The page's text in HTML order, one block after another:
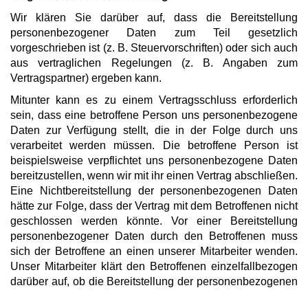
Wir klären Sie darüber auf, dass die Bereitstellung
personenbezogener Daten zum Teil gesetzlich
vorgeschrieben ist (z. B. Steuervorschriften) oder sich auch
aus vertraglichen Regelungen (z. B. Angaben zum
Vertragspartner) ergeben kann.
Mitunter kann es zu einem Vertragsschluss erforderlich
sein, dass eine betroffene Person uns personenbezogene
Daten zur Verfügung stellt, die in der Folge durch uns
verarbeitet werden müssen. Die betroffene Person ist
beispielsweise verpflichtet uns personenbezogene Daten
bereitzustellen, wenn wir mit ihr einen Vertrag abschließen.
Eine Nichtbereitstellung der personenbezogenen Daten
hätte zur Folge, dass der Vertrag mit dem Betroffenen nicht
geschlossen werden könnte. Vor einer Bereitstellung
personenbezogener Daten durch den Betroffenen muss
sich der Betroffene an einen unserer Mitarbeiter wenden.
Unser Mitarbeiter klärt den Betroffenen einzelfallbezogen
darüber auf, ob die Bereitstellung der personenbezogenen